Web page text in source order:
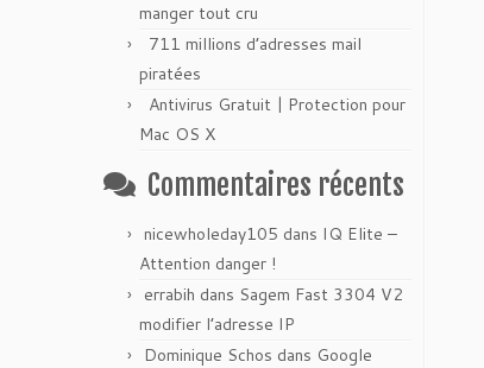
manger tout cru
711 millions d’adresses mail
piratées
Antivirus Gratuit | Protection pour
Mac OS X
Commentaires récents
nicewholeday105 dans IQ Elite –
Attention danger !
errabih dans Sagem Fast 3304 V2
modifier l’adresse IP
Dominique Schos dans Google